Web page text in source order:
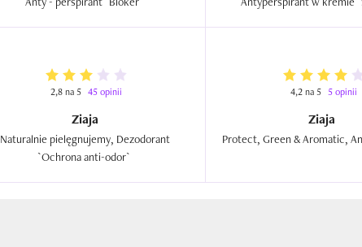
2,8 na 5 45 opinii
Ziaja
Naturalnie pielęgnujemy, Dezodorant
4,2 na 5 5 opinii
Ziaja